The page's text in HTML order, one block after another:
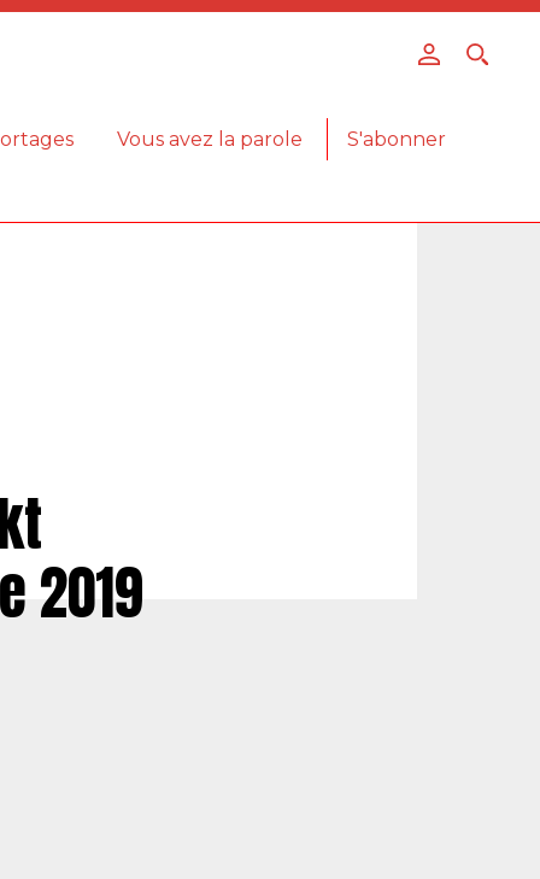
Vous avez la parole
S'abonner
2019